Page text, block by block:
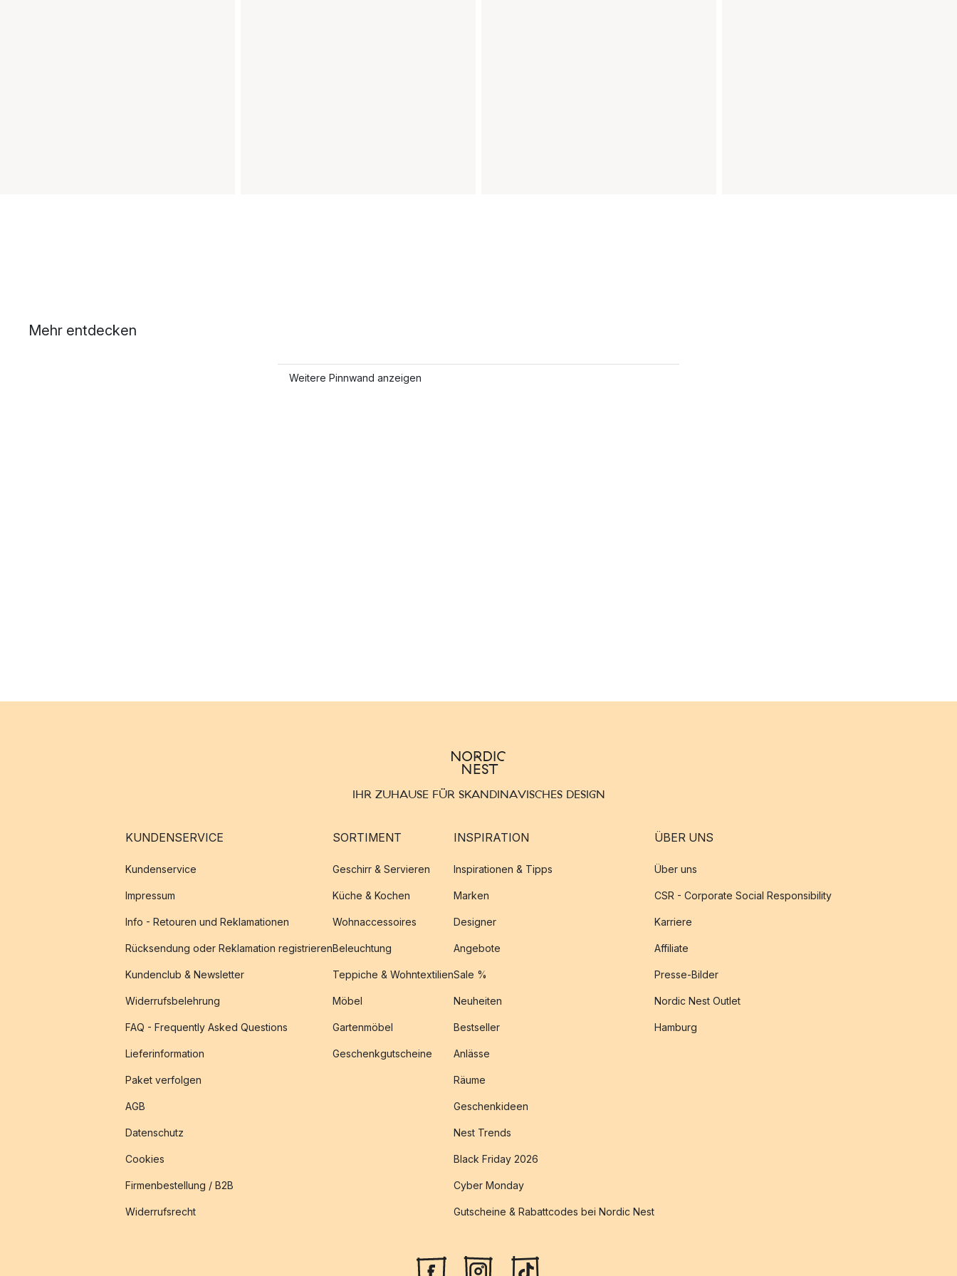
Mehr entdecken
Weitere Pinnwand anzeigen
IHR ZUHAUSE FÜR SKANDINAVISCHES DESIGN
KUNDENSERVICE
Kundenservice
Impressum
Info - Retouren und Reklamationen
Rücksendung oder Reklamation registrieren
Kundenclub & Newsletter
Widerrufsbelehrung
FAQ - Frequently Asked Questions
Lieferinformation
Paket verfolgen
AGB
Datenschutz
Cookies
Firmenbestellung / B2B
Widerrufsrecht
SORTIMENT
Geschirr & Servieren
Küche & Kochen
Wohnaccessoires
Beleuchtung
Teppiche & Wohntextilien
Möbel
Gartenmöbel
Geschenkgutscheine
INSPIRATION
Inspirationen & Tipps
Marken
Designer
Angebote
Sale %
Neuheiten
Bestseller
Anlässe
Räume
Geschenkideen
Nest Trends
Black Friday 2026
Cyber Monday
Gutscheine & Rabattcodes bei Nordic Nest
ÜBER UNS
Über uns
CSR - Corporate Social Responsibility
Karriere
Affiliate
Presse-Bilder
Nordic Nest Outlet
Hamburg